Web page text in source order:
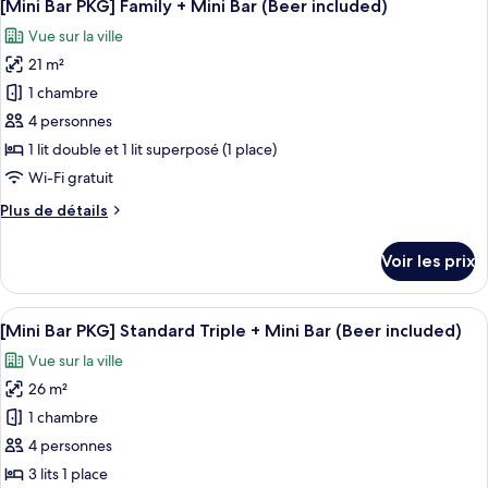
+
Mini
Bar
(Beer
included)
chambre
[Mini
Bar
PKG]
Standard
Twin
+
Mini
Bar
included)
toutes
les
photos
pour
ce
type
de
chambre :
[Mini
Family
+
Mini
Bar
(Beer
included)
[Mini Bar PKG] Family + Mini Bar (Beer included)
Vue sur la ville
21 m²
1 chambre
4 personnes
1 lit double et 1 lit superposé (1 place)
Wi-Fi gratuit
Plus de détails
Plus
le
type
de
chambre
[Mini
Bar
PKG]
Family
+
Mini
Bar
Voir les prix
Afficher
toutes
les
photos
pour
ce
type
Un présentoir de collations avec des
11
[Mini Bar PKG] Standard Triple + Mini Bar (Beer included)
Vue sur la ville
26 m²
1 chambre
4 personnes
3 lits 1 place